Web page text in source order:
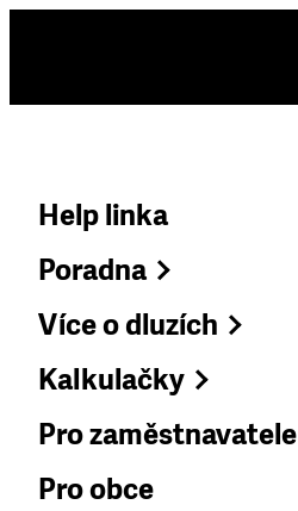
Help linka
Poradna
Více o dluzích
Kalkulačky
Pro zaměstnavatele
Pro obce